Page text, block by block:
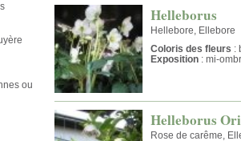
ou
Helleborus
Hellebore, Ellebore
Coloris des fleurs :
Exposition : mi-
Helleborus
Rose de carême,